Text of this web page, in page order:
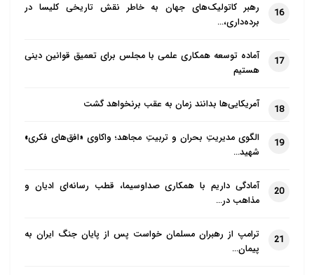
16
رهبر کاتولیک‌های جهان به خاطر نقش تاریخی کلیسا در
برده‌داری،…
17
آماده توسعه همکاری علمی با مجلس برای تعمیق قوانین دینی
هستیم
18 آمریکایی‌ها بدانند زمان به عقب برنخواهد گشت
19
الگوی مدیریتِ بحران و تربیتِ مجاهد؛ واکاوی «افق‌های فکری»
شهید…
20
آمادگی داریم با همکاری صداوسیما، قطب رسانه‌ای ادیان و
مذاهب در…
21
ترامپ از رهبران مسلمان خواست پس از پایان جنگ ایران به
پیمان…